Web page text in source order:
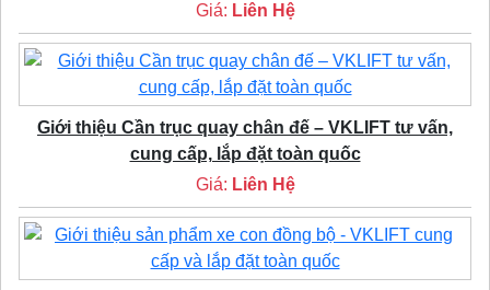
Giá: Liên Hệ
Giới thiệu Cần trục quay chân đế – VKLIFT tư vấn,
cung cấp, lắp đặt toàn quốc
Giá: Liên Hệ